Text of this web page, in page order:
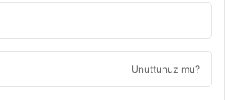
Unuttunuz mu?